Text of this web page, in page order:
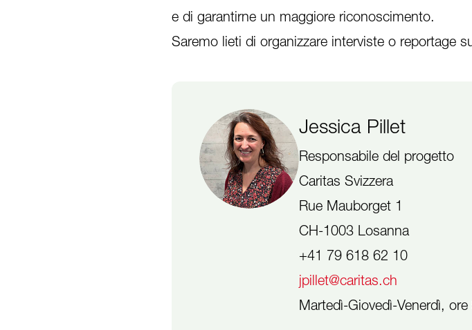
e di garantirne un maggiore riconoscimento.
Saremo lieti di organizzare interviste o reportage
Jessica Pillet
Responsabile del progetto
Caritas Svizzera
Rue Mauborget 1
CH-1003 Losanna
+41 79 618 62 10
jpillet@caritas.ch
Martedì-Giovedì-Venerdì,